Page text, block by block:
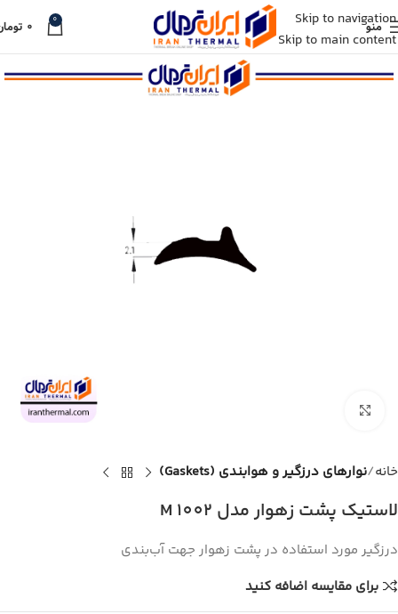
Skip to navigation
Skip to main content
منو 0 ۰
خانه نوارهای درزگیر و هوابندی (Gaskets)
لاستیک پشت زهوار مدل 1002 M
درزگیر مورد استفاده در پشت زهوار جهت آب‌بندی
برای مقایسه اضافه کنید